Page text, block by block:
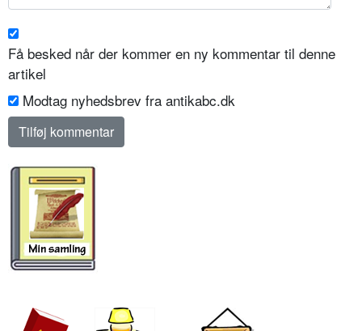
Få besked når der kommer en ny kommentar til denne
artikel
Modtag nyhedsbrev fra antikabc.dk